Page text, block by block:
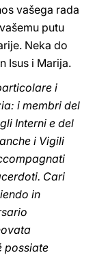
vašega rada
putu
Neka do
Isus i Marija.
i
i membri del
Interni e del
i Vigili
Cari
in
possiate